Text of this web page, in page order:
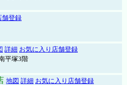
舗登録
詳細 お気に入り店舗登録
平塚3階
地図 詳細 お気に入り店舗登録